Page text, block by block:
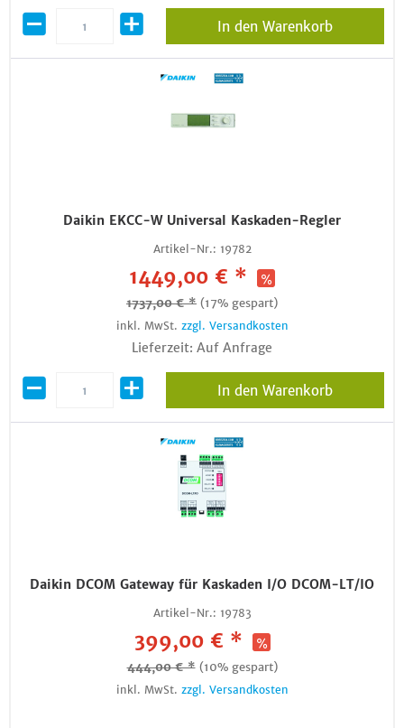
In den Warenkorb
Daikin EKCC-W Universal Kaskaden-Regler
Artikel-Nr.: 19782
1449,00 € *
1737,00 € * (17% gespart)
inkl. MwSt. zzgl. Versandkosten
Lieferzeit: Auf Anfrage
In den Warenkorb
Daikin DCOM Gateway für Kaskaden I/O DCOM-LT/IO
Artikel-Nr.: 19783
399,00 € *
444,00 € * (10% gespart)
inkl. MwSt. zzgl. Versandkosten